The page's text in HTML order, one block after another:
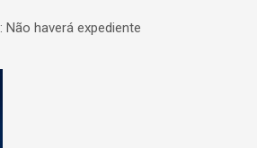
: Não haverá expediente